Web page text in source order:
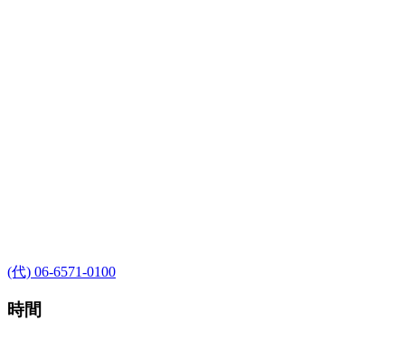
(代) 06-6571-0100
時間